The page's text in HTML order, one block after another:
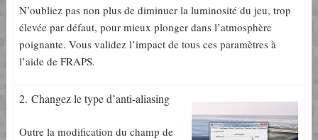
N’oubliez pas non plus de diminuer la luminosité du jeu, trop
élevée par défaut, pour mieux plonger dans l’atmosphère
poignante. Vous validez l’impact de tous ces paramètres à
l’aide de FRAPS.
2. Changez le type d’anti-aliasing
Outre la modification du champ de